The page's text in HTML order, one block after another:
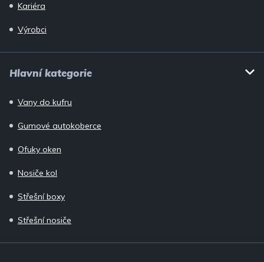
Kariéra
Výrobci
Hlavní kategorie
Vany do kufru
Gumové autokoberce
Ofuky oken
Nosiče kol
Střešní boxy
Střešní nosiče